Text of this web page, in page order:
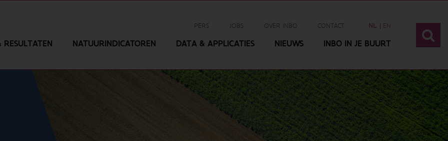
PERS JOBS OVER INBO CONTACT NL EN
NATUURINDICATOREN DATA & APPLICATIES NIEUWS INBO IN JE BUURT